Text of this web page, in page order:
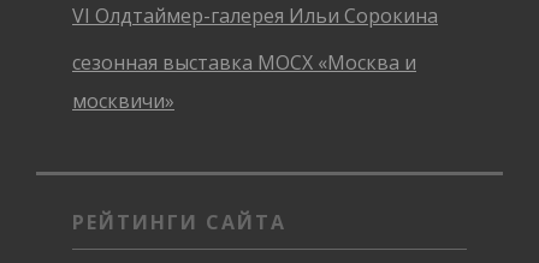
VI Олдтаймер-галерея Ильи Сорокина
сезонная выставка МОСХ «Москва и
москвичи»
РЕЙТИНГИ САЙТА